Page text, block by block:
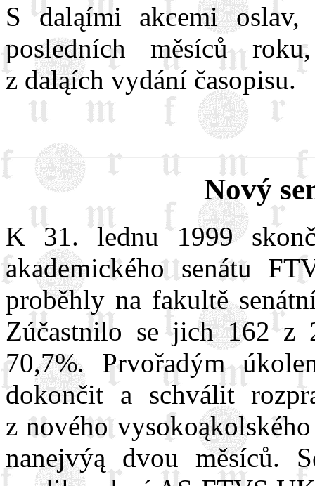
S daląími akcemi
posledních měsíců
z daląích vydání časopisu.
Nový
K 31. lednu 1999
akademického senátu
proběhly na fakultě
Zúčastnilo se jich 162 z
70,7%. Prvořadým
dokončit a schválit
z nového
nanejvýą dvou měsíců.